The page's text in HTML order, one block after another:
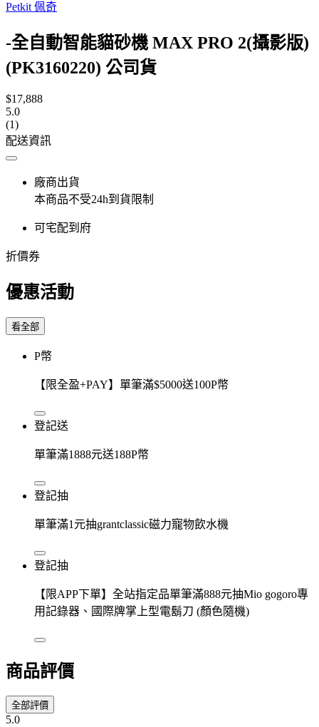
Petkit 佩奇
-全自動智能貓砂機 MAX PRO 2(攝影版)
(PK3160220) 公司貨
$17,888
5.0
(1)
配送資訊
廠商出貨
本商品不受24h到貨限制
可宅配到府
折價券
優惠活動
看全部
P幣
【限全盈+PAY】單筆滿$5000送100P幣
登記送
單筆滿1888元送188P幣
登記抽
單筆滿1元抽grantclassic磁力寵物飲水機
登記抽
【限APP下單】全站指定品單筆滿888元抽Mio gogoro專
用記錄器、國際牌掌上型電鬍刀 (顏色隨機)
商品評價
全部評價
5.0